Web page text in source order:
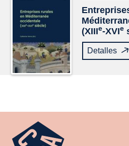
(XIIIe-XVIe
Detalles